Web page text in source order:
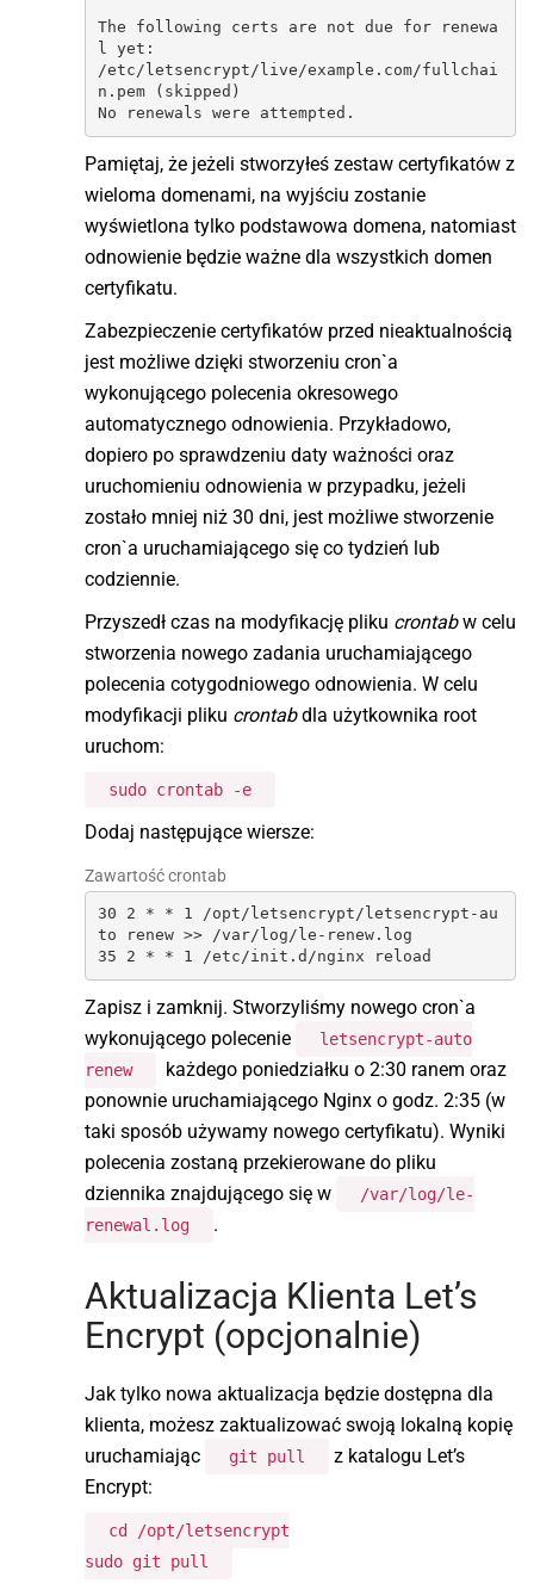
The following certs are not due for renewa
l yet:
/etc/letsencrypt/live/example.com/fullchai
n.pem (skipped)
No renewals were attempted.
Pamiętaj, że jeżeli stworzyłeś zestaw certyfikatów z
wieloma domenami, na wyjściu zostanie
wyświetlona tylko podstawowa domena, natomiast
odnowienie będzie ważne dla wszystkich domen
certyfikatu.
Zabezpieczenie certyfikatów przed nieaktualnością
jest możliwe dzięki stworzeniu cron`a
wykonującego polecenia okresowego
automatycznego odnowienia. Przykładowo,
dopiero po sprawdzeniu daty ważności oraz
uruchomieniu odnowienia w przypadku, jeżeli
zostało mniej niż 30 dni, jest możliwe stworzenie
cron`a uruchamiającego się co tydzień lub
codziennie.
Przyszedł czas na modyfikację pliku crontabw celu
stworzenia nowego zadania uruchamiającego
polecenia cotygodniowego odnowienia. W celu
modyfikacji pliku crontabdla użytkownika root
uruchom:
sudo crontab -e
Dodaj następujące wiersze:
Zawartość crontab
30 2 * * 1 /opt/letsencrypt/letsencrypt-au
to renew >> /var/log/le-renew.log
35 2 * * 1 /etc/init.d/nginx reload
Zapisz i zamknij. Stworzyliśmy nowego cron`a
wykonującego polecenie
letsencrypt-auto
renew
każdego poniedziałku o 2:30 ranem oraz
ponownie uruchamiającego Nginx o godz. 2:35 (w
taki sposób używamy nowego certyfikatu). Wyniki
polecenia zostaną przekierowane do pliku
dziennika znajdującego się w
/var/log/le-
renewal.log
.
Aktualizacja Klienta Let’s
Encrypt (opcjonalnie)
Jak tylko nowa aktualizacja będzie dostępna dla
klienta, możesz zaktualizować swoją lokalną kopię
uruchamiając
git pull
z katalogu Let’s
Encrypt:
cd /opt/letsencrypt
sudo git pull